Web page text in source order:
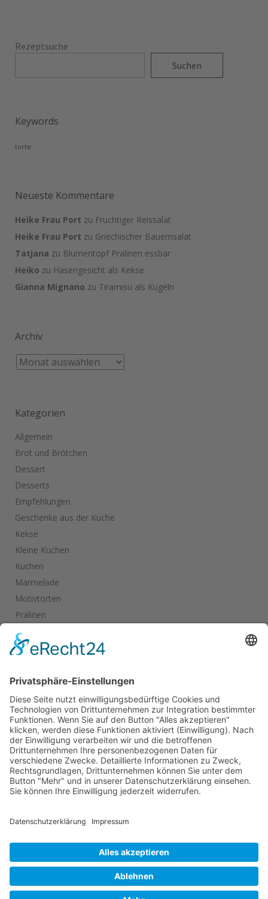
Rezeptsuche
Suchen
Keywords
torte
Neueste Kommentare
Heike Frau Port zu Fruchtiger Reissalat
Heike Frau Port zu Griechischer Bauernsalat
Tatjana zu Blumentopf Pralinen essbar
Heiko zu Hasengesicht als Kekse
Gianna Mignano zu Tiramisu als Kugeln
Archiv
Kategorien
Allgemein
Brot und Brötchen
Dessert
Desserts
Empfehlungen
Geschenke aus der Küche
Kekse
Kleine Kuchen
Kuchen
Marmelade
Motivtorten
Pralinen
Salate
Salziges
start_torte
Torten
Weihnachtskekse
Hier dürfen Sie ein wenig stöbern
© Beates Backschätze .Datenschutz